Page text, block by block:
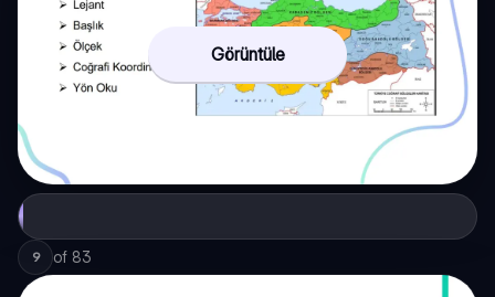
Görüntüle
9 of 83